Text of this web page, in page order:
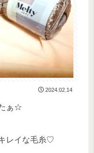
2024.02.14
ぁ☆
レイな毛糸♡